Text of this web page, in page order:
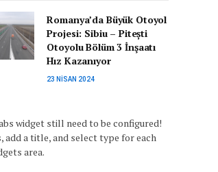
Romanya’da Büyük Otoyol
Projesi: Sibiu – Pitești
Otoyolu Bölüm 3 İnşaatı
Hız Kazanıyor
23 NISAN 2024
widget still need to be configured!
add a title, and select type for each
area.